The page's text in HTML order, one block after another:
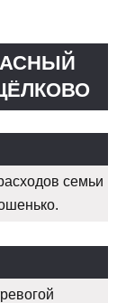
семьи